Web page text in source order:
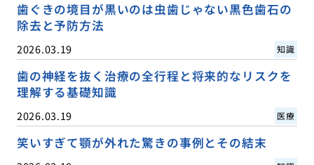
歯ぐきの境目が黒いのは虫歯じゃない黒色歯石の
除去と予防方法
2026.03.19 知識
歯の神経を抜く治療の全行程と将来的なリスクを
理解する基礎知識
2026.03.19 医療
笑いすぎて顎が外れた驚きの事例とその結末